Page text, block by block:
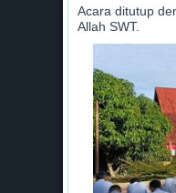
Acara ditutup
Allah SWT.